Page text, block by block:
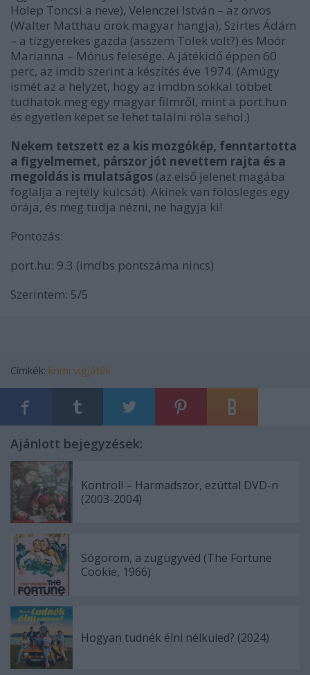
Holep Toncsi a neve), Velenczei István – az orvos
(Walter Matthau örök magyar hangja), Szirtes Ádám
– a tízgyerekes gazda (asszem Tolek volt?) és Moór
Marianna – Mónus felesége. A játékidő éppen 60
perc, az imdb szerint a készítés éve 1974. (Amúgy
ismét az a helyzet, hogy az imdbn sokkal többet
tudhatok meg egy magyar filmről, mint a port.hun
és egyetlen képet se lehet találni róla sehol.)
Nekem tetszett ez a kis mozgókép, fenntartotta
a figyelmemet, párszor jót nevettem rajta és a
megoldás is mulatságos (az első jelenet magába
foglalja a rejtély kulcsát). Akinek van fölösleges egy
órája, és meg tudja nézni, ne hagyja ki!
Pontozás:
port.hu: 9.3 (imdbs pontszáma nincs)
Szerintem: 5/5
Címkék: krimi vígjáték
Ajánlott bejegyzések:
Kontroll – Harmadszor, ezúttal DVD-n
(2003-2004)
Sógorom, a zugügyvéd (The Fortune
Cookie, 1966)
Hogyan tudnék élni nélküled? (2024)